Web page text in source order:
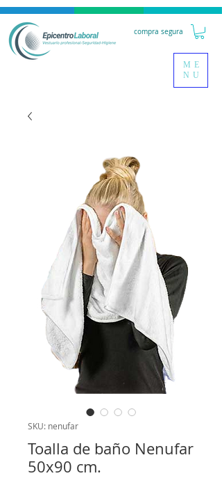
compra segura
ME
NU
SKU: nenufar
Toalla de baño Nenufar
50x90 cm.